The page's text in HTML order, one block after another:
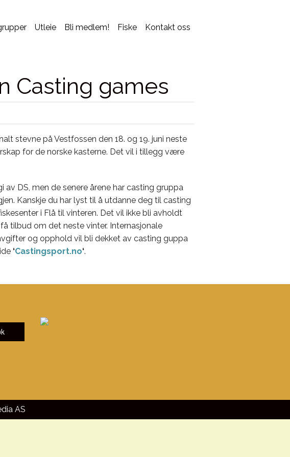
Utleie Bli medlem! Fiske Kontakt oss
Casting games
stevne på Vestfossen den 18. og 19. juni neste
for de norske kasterne. Det vil i tillegg være
DS, men de senere årene har casting gruppa
Kanskje du har lyst til å utdanne deg til casting
i Flå til vinteren. Det vil ikke bli avholdt
tilbud om det neste vinter. Internasjonale
og opphold vil bli dekket av casting guppa
‘Castingsport.no‘.
AS